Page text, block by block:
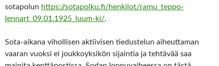
sotapolun https://sotapolku.fi/henkilot/ramu_teppo-
lennart_09.01.1925_luum-ki/.
Sota-aikana vihollisen aktiivisen tiedustelun aiheuttaman
vaaran vuoksi ei joukkoyksikön sijaintia ja tehtävää saa